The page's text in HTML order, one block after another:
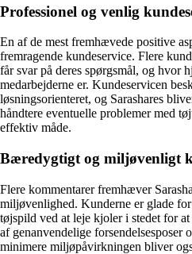
Professionel og venlig
En af de mest fremhævede positive
fremragende kundeservice. Flere
får svar på deres spørgsmål, og hvor
medarbejderne er. Kundeservicen
løsningsorienteret, og Sarashares
håndtere eventuelle problemer med
effektiv måde.
Bæredygtigt og miljøvenligt
Flere kommentarer fremhæver
miljøvenlighed. Kunderne er glade
tøjspild ved at leje kjoler i stedet for
af genanvendelige forsendelsesposer
minimere miljøpåvirkningen bliver